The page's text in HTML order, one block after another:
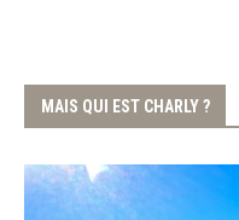
MAIS QUI EST CHARLY ?